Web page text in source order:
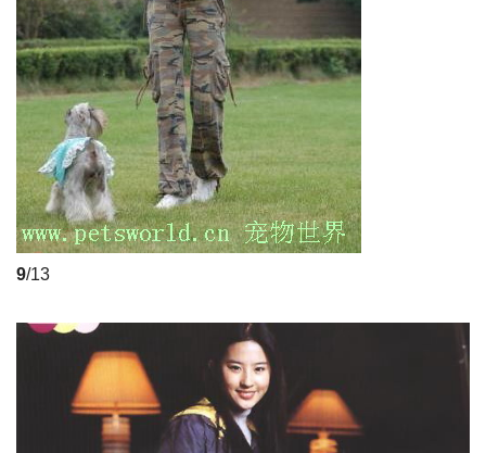
9/13